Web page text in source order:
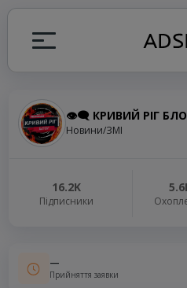
️👁️‍🗨️ КРИВИЙ РІГ
Новини/ЗМІ
16.2K
Підписники
—
Прийняття заявки